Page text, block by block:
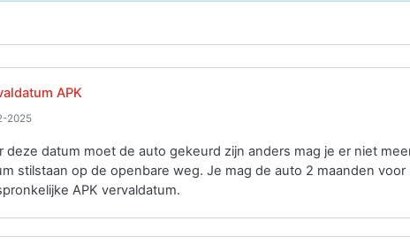
APK
2025
deze datum moet de auto gekeurd zijn anders mag je er niet
stilstaan op de openbare weg. Je mag de auto 2 maanden
APK vervaldatum.